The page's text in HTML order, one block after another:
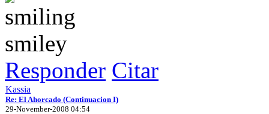
Responder Citar
Kassia
Re: El Ahorcado (Continuacion I)
29-November-2008 04:54